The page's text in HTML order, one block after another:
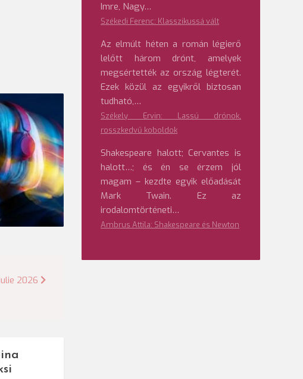
2026
Imre, Nagy…
Székedi Ferenc: Klasszikussá vált
Az elmúlt héten a román légierő
lelőtt három drónt, amelyek
megsértették az ország légterét.
Ezek közül az egyikről biztosan
tudható,…
Székely Ervin: Lassú drónok,
rosszkedvű koboldok
Shakespeare halott; Cervantes is
halott…; és én se érzem jól
magam – kezdte egyik előadását
Mark Twain. Ez az
irodalomtörténeti…
Ambrus Attila: Shakespeare és Newton